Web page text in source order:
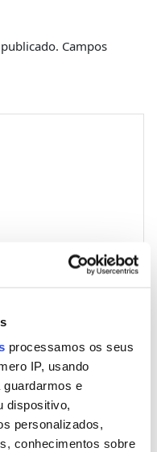
processamos os seus
IP, usando
e
dispositivo,
personalizados,
conhecimentos sobre
Campos